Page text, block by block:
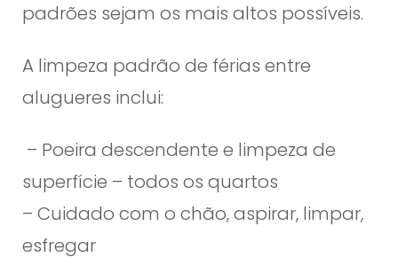
padrões sejam os mais altos possíveis.
A limpeza padrão de férias entre
alugueres inclui:
– Poeira descendente e limpeza de
superfície – todos os quartos
– Cuidado com o chão, aspirar, limpar,
esfregar